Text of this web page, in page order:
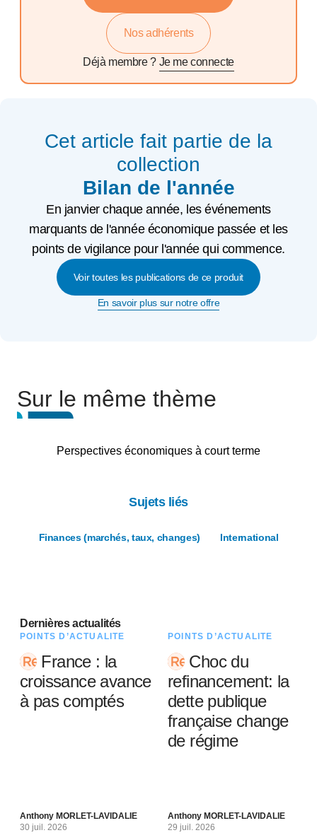
Nos adhérents
Déjà membre ? Je me connecte
Cet article fait partie de la
collection
Bilan de l'année
En janvier chaque année, les événements
marquants de l'année économique passée et les
points de vigilance pour l'année qui commence.
Voir toutes les publications de ce produit
En savoir plus sur notre offre
Sur le même thème
Perspectives économiques à court terme
Sujets liés
Finances (marchés, taux, changes) International
Dernières actualités
POINTS D’ACTUALITÉ
France : la
croissance avance
à pas comptés
Anthony MORLET-LAVIDALIE
30 juil. 2026
POINTS D’ACTUALITÉ
Choc du
refinancement: la
dette publique
française change
de régime
Anthony MORLET-LAVIDALIE
29 juil. 2026